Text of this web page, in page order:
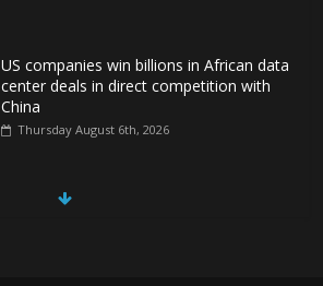
US companies win billions in African data
center deals in direct competition with
China
Thursday August 6th, 2026
China, Russia, Iran and North Korea